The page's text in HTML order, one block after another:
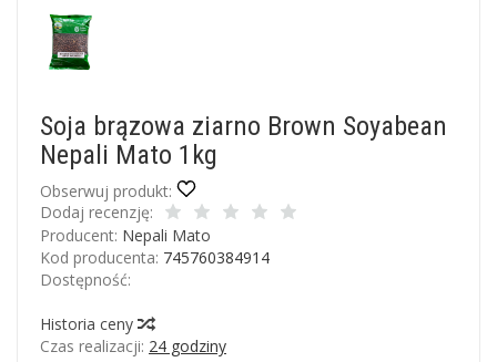
Soja brązowa ziarno Brown Soyabean
Nepali Mato 1kg
Obserwuj produkt:
Dodaj recenzję:
Producent: Nepali Mato
Kod producenta: 745760384914
Dostępność:
Historia ceny
Czas realizacji: 24 godziny